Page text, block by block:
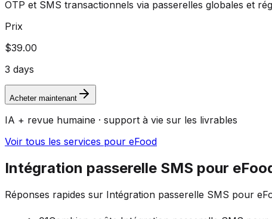
OTP et SMS transactionnels via passerelles globales et
Prix
$39.00
3 days
Acheter maintenant
IA + revue humaine · support à vie sur les livrables
Voir tous les services pour eFood
Intégration passerelle SMS pour
Réponses rapides sur Intégration passerelle SMS pour